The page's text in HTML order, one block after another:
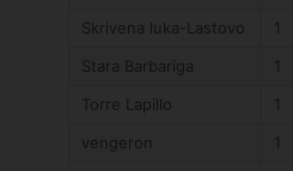
Skrivena luka-Lastovo
1
Stara Barbariga
1
Torre Lapillo
1
vengeron
1